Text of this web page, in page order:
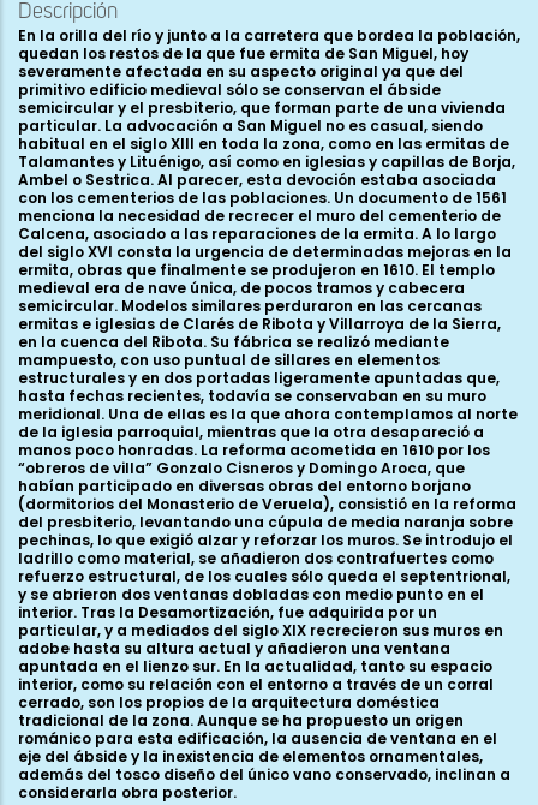
Descripción
En la orilla del río y junto a la carretera que bordea la población,
quedan los restos de la que fue ermita de San Miguel, hoy
severamente afectada en su aspecto original ya que del
primitivo edificio medieval sólo se conservan el ábside
semicircular y el presbiterio, que forman parte de una vivienda
particular. La advocación a San Miguel no es casual, siendo
habitual en el siglo XIII en toda la zona, como en las ermitas de
Talamantes y Lituénigo, así como en iglesias y capillas de Borja,
Ambel o Sestrica. Al parecer, esta devoción estaba asociada
con los cementerios de las poblaciones. Un documento de 1561
menciona la necesidad de recrecer el muro del cementerio de
Calcena, asociado a las reparaciones de la ermita. A lo largo
del siglo XVI consta la urgencia de determinadas mejoras en la
ermita, obras que finalmente se produjeron en 1610. El templo
medieval era de nave única, de pocos tramos y cabecera
semicircular. Modelos similares perduraron en las cercanas
ermitas e iglesias de Clarés de Ribota y Villarroya de la Sierra,
en la cuenca del Ribota. Su fábrica se realizó mediante
mampuesto, con uso puntual de sillares en elementos
estructurales y en dos portadas ligeramente apuntadas que,
hasta fechas recientes, todavía se conservaban en su muro
meridional. Una de ellas es la que ahora contemplamos al norte
de la iglesia parroquial, mientras que la otra desapareció a
manos poco honradas. La reforma acometida en 1610 por los
“obreros de villa” Gonzalo Cisneros y Domingo Aroca, que
habían participado en diversas obras del entorno borjano
(dormitorios del Monasterio de Veruela), consistió en la reforma
del presbiterio, levantando una cúpula de media naranja sobre
pechinas, lo que exigió alzar y reforzar los muros. Se introdujo el
ladrillo como material, se añadieron dos contrafuertes como
refuerzo estructural, de los cuales sólo queda el septentrional,
y se abrieron dos ventanas dobladas con medio punto en el
interior. Tras la Desamortización, fue adquirida por un
particular, y a mediados del siglo XIX recrecieron sus muros en
adobe hasta su altura actual y añadieron una ventana
apuntada en el lienzo sur. En la actualidad, tanto su espacio
interior, como su relación con el entorno a través de un corral
cerrado, son los propios de la arquitectura doméstica
tradicional de la zona. Aunque se ha propuesto un origen
románico para esta edificación, la ausencia de ventana en el
eje del ábside y la inexistencia de elementos ornamentales,
además del tosco diseño del único vano conservado, inclinan a
considerarla obra posterior.